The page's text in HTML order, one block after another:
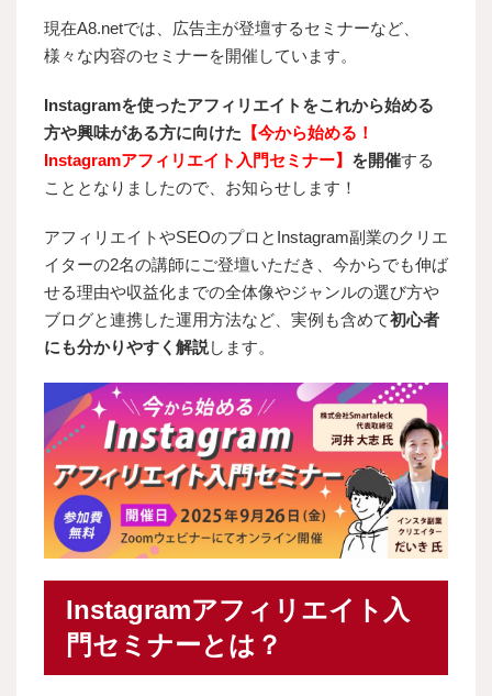
現在A8.netでは、広告主が登壇するセミナーなど、
様々な内容のセミナーを開催しています。
Instagramを使ったアフィリエイトをこれから始める
方や興味がある方に向けた 【今から始める！
Instagramアフィリエイト入門セミナー】 を開催する
こととなりましたので、お知らせします！
アフィリエイトやSEOのプロとInstagram副業のクリエ
イターの2名の講師にご登壇いただき、今からでも伸ば
せる理由や収益化までの全体像やジャンルの選び方や
ブログと連携した運用方法など、実例も含めて初心者
にも分かりやすく解説します。
Instagramアフィリエイト入
門セミナーとは？